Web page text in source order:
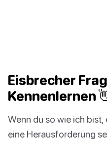
Eisbrecher
Kennenlernen
Wenn du so wie ich
eine Herausforderung